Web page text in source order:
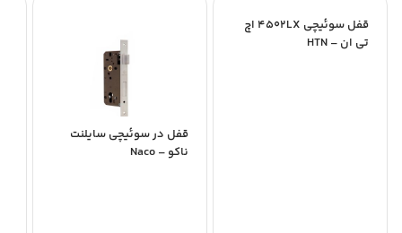
قفل سوئیچی 4502LX اچ
تی ان – HTN
قفل در سوئیچی سایلنت
ناکو – Naco